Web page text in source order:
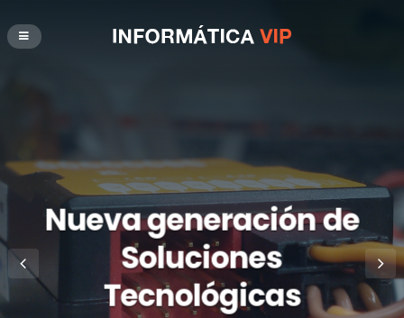
Nueva generación de
Soluciones
Tecnológicas